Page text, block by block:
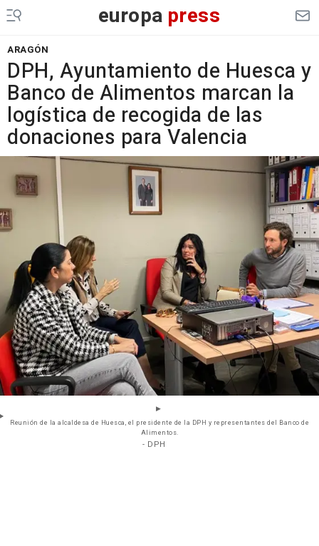
europa press
ARAGÓN
DPH, Ayuntamiento de Huesca y
Banco de Alimentos marcan la
logística de recogida de las
donaciones para Valencia
Reunión de la alcaldesa de Huesca, el presidente de la DPH y representantes del Banco de
Alimentos.
- DPH